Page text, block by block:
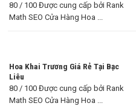
80 / 100 Được cung cấp bởi Rank
Math SEO Cửa Hàng Hoa ...
Hoa Khai Trương Giá Rẻ Tại Bạc
Liêu
80 / 100 Được cung cấp bởi Rank
Math SEO Cửa Hàng Hoa ...